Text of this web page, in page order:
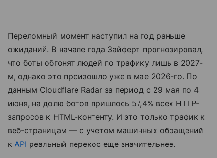
Переломный момент наступил на год раньше
ожиданий. В начале года Зайферт прогнозировал,
что боты обгонят людей по трафику лишь в 2027-
м, однако это произошло уже в мае 2026-го. По
данным Cloudflare Radar за период с 29 мая по 4
июня, на долю ботов пришлось 57,4% всех HTTP-
запросов к HTML-контенту. И это только трафик к
веб-страницам — с учетом машинных обращений
кAPI реальный перекос еще значительнее.